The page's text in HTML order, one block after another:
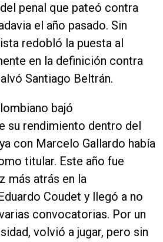
penal que pateó contra
el año pasado. Sin
redobló la puesta al
en la definición contra
Santiago Beltrán.
bajó
su rendimiento dentro del
con Marcelo Gallardo había
titular. Este año fue
más atrás en la
Coudet y llegó a no
convocatorias. Por un
volvió a jugar, pero sin